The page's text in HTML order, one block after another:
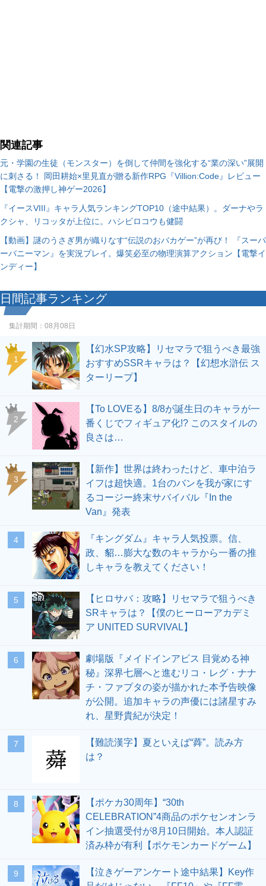
関連記事
元・学園の生徒（モンスター）を倒して仲間を強化する“業の深い”展開
に刺さる！ 岡田耕始×里見直が贈る新作RPG『Villion:Code』レビュー
【電撃の激押し神ゲー2026】
『イースVIII』キャラ人気ランキングTOP10（途中結果）。ダーナやラ
クシャ、リコッタが上位に。ハシビロコウも健闘
【動画】謎のうさぎ男が織りなす“伝説のおバカゲー”が再び！ 『スーパ
ーバニーマン』を実況プレイ。爆笑必至の物理演算アクション【電撃イ
ンディー】
日間記事ランキング
集計期間： 08月08日
1
【幻水SP攻略】リセマラで狙うべき最強
おすすめSSRキャラは？【幻想水滸伝 ス
ターリープ】
2
【To LOVEる】8/8が誕生日のキャラが一
番くじでフィギュア化!? このスタイルの
良さは…
3
【新作】世界は終わったけど、車中泊ラ
イフは超快適。1台のバンを我が家にす
るコージー終末サバイバル『In the
Van』発表
4
『キングダム』キャラ人気投票。信、
政、貂…膨大な数のキャラから一番の推
しキャラを教えてください！
5
【ヒロサバ：攻略】リセマラで狙うべき
SRキャラは？【僕のヒーローアカデミ
ア UNITED SURVIVAL】
6
劇場版『メイドインアビス 目覚める神
秘』深界七層へと進むリコ・レグ・ナナ
チ・ファプタの姿が描かれた本予告映像
が公開。追加キャラの声優には諸星すみ
れ、星野貴紀が決定！
7
【難読漢字】夏といえば“蕣”。読み方
は？
8
【ポケカ30周年】“30th
CELEBRATION”4商品のポケセンオンラ
イン抽選受付が8月10日開始。本人認証
済み枠が有利【ポケモンカードゲーム】
9
【泣きゲーアンケート途中結果】Key作